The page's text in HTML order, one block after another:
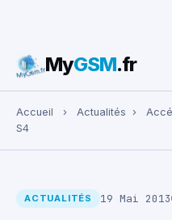
Rechercher :
MyGSM.fr
Accueil › Actualités ›
S4
ACTUALITÉS 19 Mai 2013